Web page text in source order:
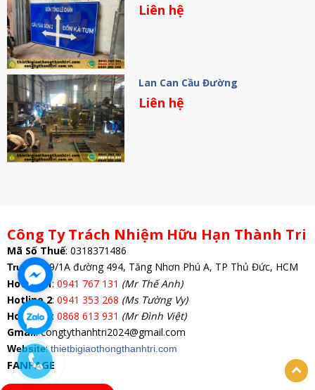
Liên hệ
Lan Can Cầu Đường
Liên hệ
Công Ty Trách Nhiệm Hữu Hạn Thành Tri
Mã Số Thuế: 0318371486
Trụ Sở: 69/1A đường 494, Tăng Nhơn Phú A, TP Thủ Đức, HCM
Hotline 1: 0941 767 131 (Mr Thế Anh)
Hotline 2: 0941 353 268 (Ms Tường Vy)
Hotline 3: 0868 613 931 (Mr Đình Việt)
Gmail: congtythanhtri2024@gmail.com
Website:thietbigiaothongthanhtri.com
FANPAGE